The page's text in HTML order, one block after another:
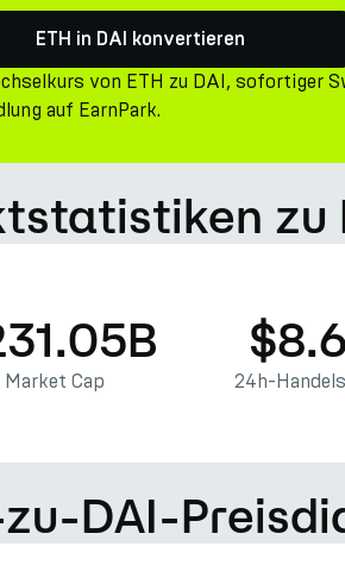
ETH in DAI konvertieren
von ETH zu DAI, sofortiger
auf EarnPark.
zu
Market Cap 24h-
zu-DAI-